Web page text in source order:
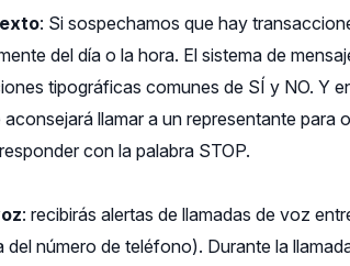
: Si sospechamos que hay
del día o la hora. El sistema de
tipográficas comunes de SÍ y NO. Y
llamar a un representante
con la palabra STOP.
: recibirás alertas de llamadas de voz
del número de teléfono). Durante la